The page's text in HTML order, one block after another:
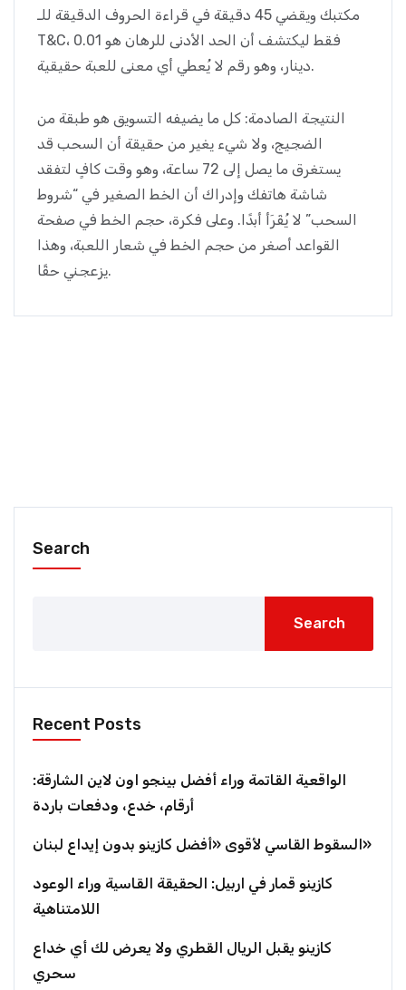
مكتبك ويقضي 45 دقيقة في قراءة الحروف الدقيقة للـ
T&C، فقط ليكتشف أن الحد الأدنى للرهان هو 0.01
دينار، وهو رقم لا يُعطي أي معنى للعبة حقيقية.
النتيجة الصادمة: كل ما يضيفه التسويق هو طبقة من
الضجيج، ولا شيء يغير من حقيقة أن السحب قد
يستغرق ما يصل إلى 72 ساعة، وهو وقت كافٍ لتفقد
شاشة هاتفك وإدراك أن الخط الصغير في “شروط
السحب” لا يُقَرَأ أبدًا. وعلى فكرة، حجم الخط في صفحة
القواعد أصغر من حجم الخط في شعار اللعبة، وهذا
يزعجني حقًا.
Search
Search
Recent Posts
الواقعية القاتمة وراء أفضل بينجو اون لاين الشارقة:
أرقام، خدع، ودفعات باردة
السقوط القاسي لأقوى «أفضل كازينو بدون إيداع لبنان»
كازينو قمار في اربيل: الحقيقة القاسية وراء الوعود
اللامتناهية
كازينو يقبل الريال القطري ولا يعرض لك أي خداع
سحري